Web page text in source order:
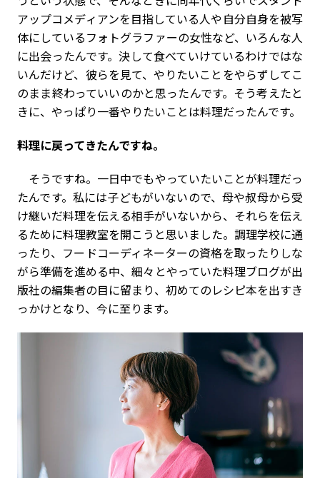
アップコメディアンを目指している人や自分自身を被写
体にしているフォトグラファーの女性など、いろんな人
に出会ったんです。決して食べていけているわけではな
いんだけど、彼らを見て、やりたいことをやらずしてこ
のまま終わっていいのかと思ったんです。そう考えたと
きに、やっぱり一番やりたいことは料理だったんです。
――料理に戻ってきたんですね。
そうですね。一日中でもやっていたいことが料理だっ
たんです。私には子どもがいないので、母や叔母から受
け継いだ料理を伝える相手がいないから、それらを伝え
るために料理教室を開こうと思いました。調理学校に通
ったり、フードコーディネーターの資格を取ったりしな
がら準備を進める中、細々とやっていた料理ブログが出
版社の編集者の目に留まり、初めてのレシピ本を出すき
っかけとなり、今に至ります。